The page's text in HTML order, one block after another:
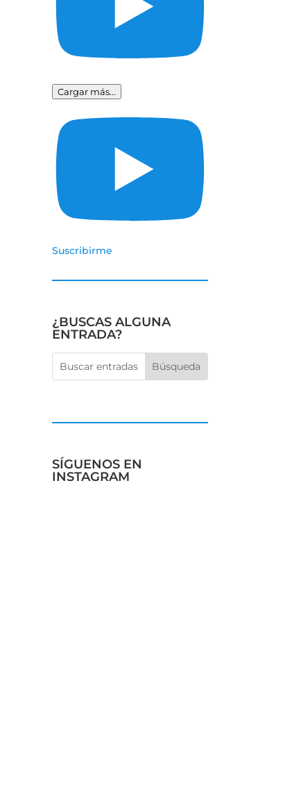
Cargar más...
Suscribirme
¿BUSCAS ALGUNA
ENTRADA?
SÍGUENOS EN
INSTAGRAM